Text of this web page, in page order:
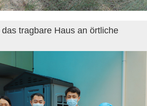
tragbare Haus an örtliche